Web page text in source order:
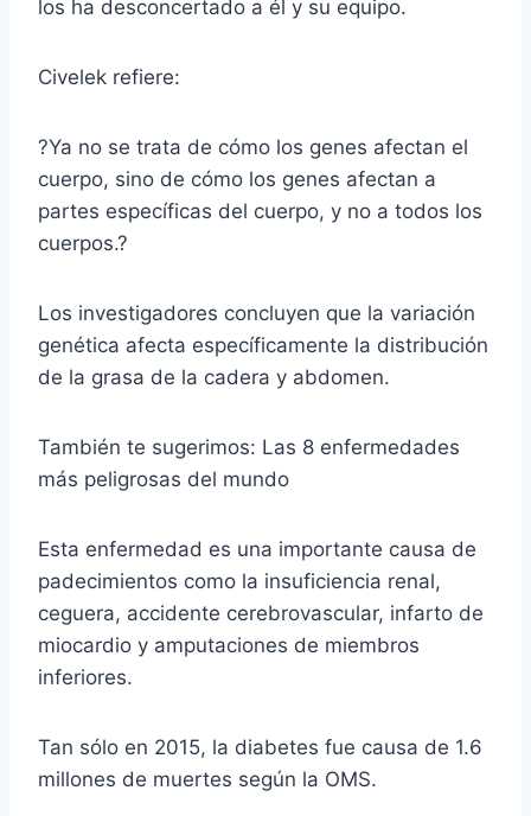
los ha desconcertado a él y su equipo.
Civelek refiere:
?Ya no se trata de cómo los genes afectan el
cuerpo, sino de cómo los genes afectan a
partes específicas del cuerpo, y no a todos los
cuerpos.?
Los investigadores concluyen que la variación
genética afecta específicamente la distribución
de la grasa de la cadera y abdomen.
También te sugerimos: Las 8 enfermedades
más peligrosas del mundo
Esta enfermedad es una importante causa de
padecimientos como la insuficiencia renal,
ceguera, accidente cerebrovascular, infarto de
miocardio y amputaciones de miembros
inferiores.
Tan sólo en 2015, la diabetes fue causa de 1.6
millones de muertes según la OMS.